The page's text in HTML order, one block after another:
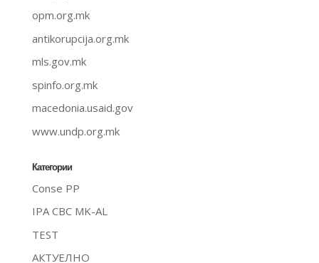
opm.org.mk
antikorupcija.org.mk
mls.gov.mk
spinfo.org.mk
macedonia.usaid.gov
www.undp.org.mk
Категории
Conse PP
IPA CBC MK-AL
TEST
АКТУЕЛНО